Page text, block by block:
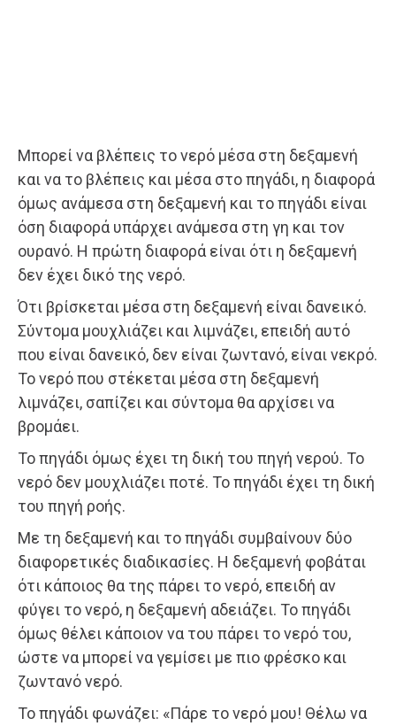
Μπορεί να βλέπεις το νερό μέσα στη δεξαμενή
και να το βλέπεις και μέσα στο πηγάδι, η διαφορά
όμως ανάμεσα στη δεξαμενή και το πηγάδι είναι
όση διαφορά υπάρχει ανάμεσα στη γη και τον
ουρανό. Η πρώτη διαφορά είναι ότι η δεξαμενή
δεν έχει δικό της νερό.
Ότι βρίσκεται μέσα στη δεξαμενή είναι δανεικό.
Σύντομα μουχλιάζει και λιμνάζει, επειδή αυτό
που είναι δανεικό, δεν είναι ζωντανό, είναι νεκρό.
Το νερό που στέκεται μέσα στη δεξαμενή
λιμνάζει, σαπίζει και σύντομα θα αρχίσει να
βρομάει.
Το πηγάδι όμως έχει τη δική του πηγή νερού. Το
νερό δεν μουχλιάζει ποτέ. Το πηγάδι έχει τη δική
του πηγή ροής.
Με τη δεξαμενή και το πηγάδι συμβαίνουν δύο
διαφορετικές διαδικασίες. Η δεξαμενή φοβάται
ότι κάποιος θα της πάρει το νερό, επειδή αν
φύγει το νερό, η δεξαμενή αδειάζει. Το πηγάδι
όμως θέλει κάποιον να του πάρει το νερό του,
ώστε να μπορεί να γεμίσει με πιο φρέσκο και
ζωντανό νερό.
Το πηγάδι φωνάζει: «Πάρε το νερό μου! Θέλω να